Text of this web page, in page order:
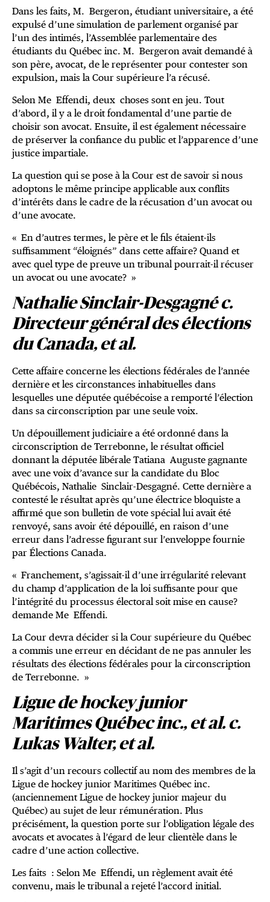
Dans les faits, M. Bergeron, étudiant universitaire, a été
expulsé d’une simulation de parlement organisé par
l’un des intimés, l’Assemblée parlementaire des
étudiants du Québec inc. M. Bergeron avait demandé à
son père, avocat, de le représenter pour contester son
expulsion, mais la Cour supérieure l’a récusé.
Selon Me Effendi, deux choses sont en jeu. Tout
d’abord, il y a le droit fondamental d’une partie de
choisir son avocat. Ensuite, il est également nécessaire
de préserver la confiance du public et l’apparence d’une
justice impartiale.
La question qui se pose à la Cour est de savoir si nous
adoptons le même principe applicable aux conflits
d’intérêts dans le cadre de la récusation d’un avocat ou
d’une avocate.
« En d’autres termes, le père et le fils étaient-ils
suffisamment “éloignés” dans cette affaire? Quand et
avec quel type de preuve un tribunal pourrait-il récuser
un avocat ou une avocate? »
Nathalie Sinclair-Desgagné c.
Directeur général des élections
du Canada, et al.
Cette affaire concerne les élections fédérales de l’année
dernière et les circonstances inhabituelles dans
lesquelles une députée québécoise a remporté l’élection
dans sa circonscription par une seule voix.
Un dépouillement judiciaire a été ordonné dans la
circonscription de Terrebonne, le résultat officiel
donnant la députée libérale Tatiana Auguste gagnante
avec une voix d’avance sur la candidate du Bloc
Québécois, Nathalie Sinclair-Desgagné. Cette dernière a
contesté le résultat après qu’une électrice bloquiste a
affirmé que son bulletin de vote spécial lui avait été
renvoyé, sans avoir été dépouillé, en raison d’une
erreur dans l’adresse figurant sur l’enveloppe fournie
par Élections Canada.
« Franchement, s’agissait-il d’une irrégularité relevant
du champ d’application de la loi suffisante pour que
l’intégrité du processus électoral soit mise en cause?
demande Me Effendi.
La Cour devra décider si la Cour supérieure du Québec
a commis une erreur en décidant de ne pas annuler les
résultats des élections fédérales pour la circonscription
de Terrebonne. »
Ligue de hockey junior
Maritimes Québec inc., et al. c.
Lukas Walter, et al.
Il s’agit d’un recours collectif au nom des membres de la
Ligue de hockey junior Maritimes Québec inc.
(anciennement Ligue de hockey junior majeur du
Québec) au sujet de leur rémunération. Plus
précisément, la question porte sur l’obligation légale des
avocats et avocates à l’égard de leur clientèle dans le
cadre d’une action collective.
Les faits : Selon Me Effendi, un règlement avait été
convenu, mais le tribunal a rejeté l’accord initial.